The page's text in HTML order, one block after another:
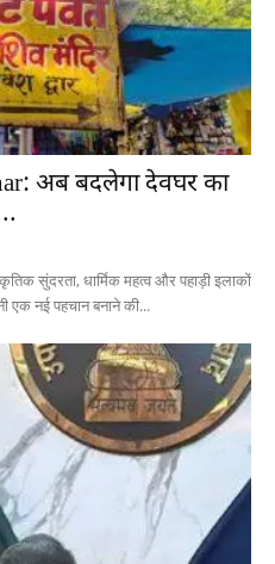
अब बदलेगा देवघर का
सुंदरता, धार्मिक महत्व और पहाड़ी इलाकों
एक नई पहचान बनाने की...